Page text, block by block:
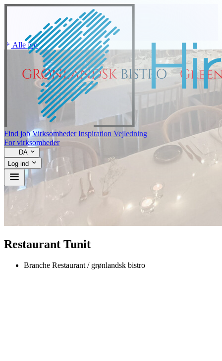
Find job Virksomheder Inspiration Vejledning
For virksomheder
DA
Log ind
Alle job
Restaurant Tunit
Branche Restaurant / grønlandsk bistro